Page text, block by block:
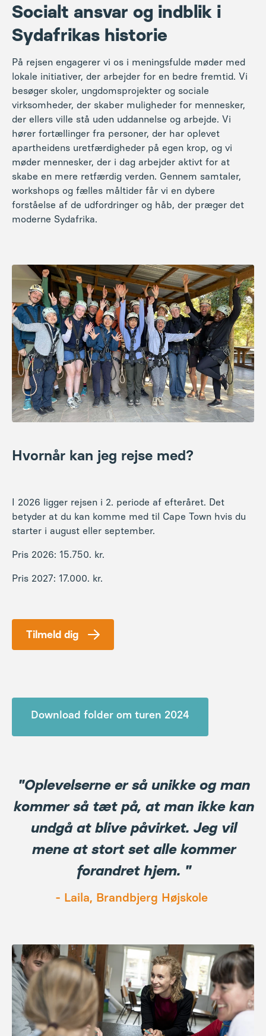
Socialt ansvar og indblik i
Sydafrikas historie
På rejsen engagerer vi os i meningsfulde møder med
lokale initiativer, der arbejder for en bedre fremtid. Vi
besøger skoler, ungdomsprojekter og sociale
virksomheder, der skaber muligheder for mennesker,
der ellers ville stå uden uddannelse og arbejde. Vi
hører fortællinger fra personer, der har oplevet
apartheidens uretfærdigheder på egen krop, og vi
møder mennesker, der i dag arbejder aktivt for at
skabe en mere retfærdig verden. Gennem samtaler,
workshops og fælles måltider får vi en dybere
forståelse af de udfordringer og håb, der præger det
moderne Sydafrika.
Hvornår kan jeg rejse med?
I 2026 ligger rejsen i 2. periode af efteråret. Det
betyder at du kan komme med til Cape Town hvis du
starter i august eller september.
Pris 2026: 15.750. kr.
Pris 2027: 17.000. kr.
Tilmeld dig
Download folder om turen 2024
"Oplevelserne er så unikke og man
kommer så tæt på, at man ikke kan
undgå at blive påvirket. Jeg vil
mene at stort set alle kommer
forandret hjem."
- Laila, Brandbjerg Højskole